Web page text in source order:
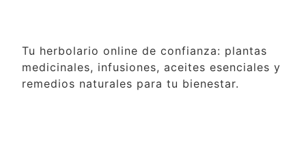
Tu herbolario online de confianza: plantas
medicinales, infusiones, aceites esenciales y
remedios naturales para tu bienestar.